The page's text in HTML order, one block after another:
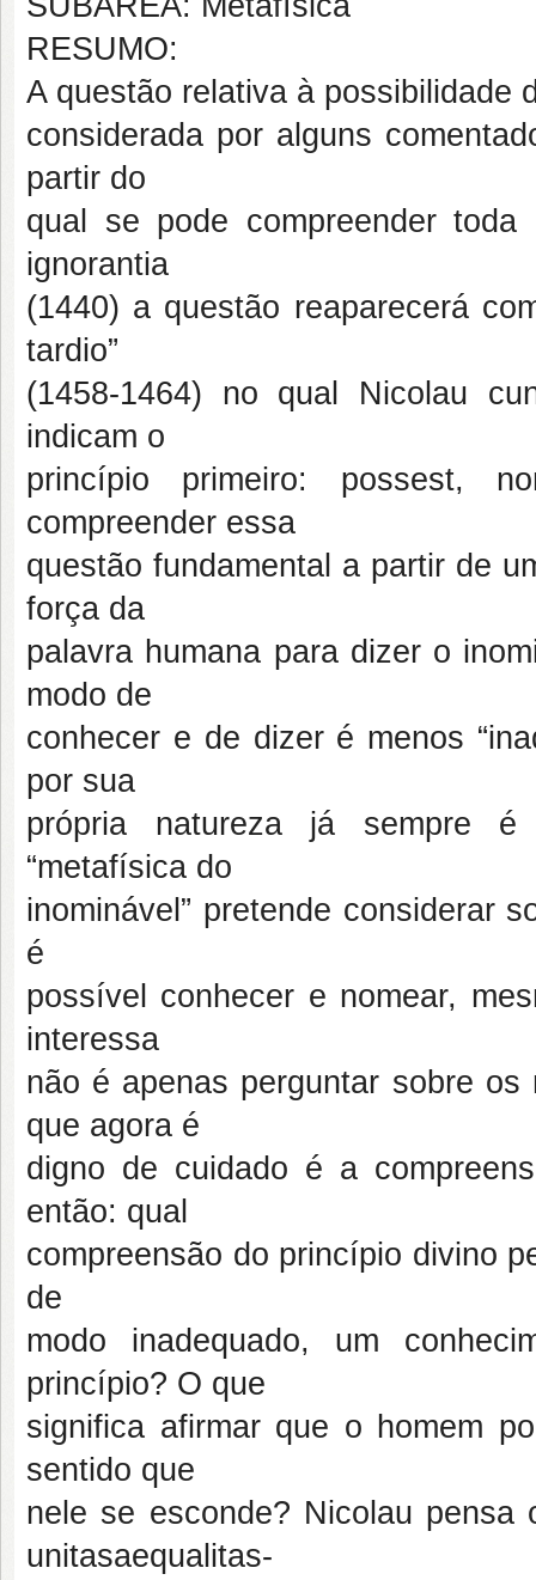
RESUMO:
A questão relativa à possibilidade
considerada por alguns
partir do
qual se pode compreender
ignorantia
(1440) a questão reaparecerá
tardio”
(1458-1464) no qual Nicolau
indicam o
princípio primeiro: possest,
compreender essa
questão fundamental a partir de
força da
palavra humana para dizer o
modo de
conhecer e de dizer é menos
por sua
própria natureza já sempre é
“metafísica do
inominável” pretende considerar
é
possível conhecer e nomear,
interessa
não é apenas perguntar sobre
que agora é
digno de cuidado é a
então: qual
compreensão do princípio divino
de
modo inadequado, um
princípio? O que
significa afirmar que o homem
sentido que
nele se esconde? Nicolau
unitasaequalitas-